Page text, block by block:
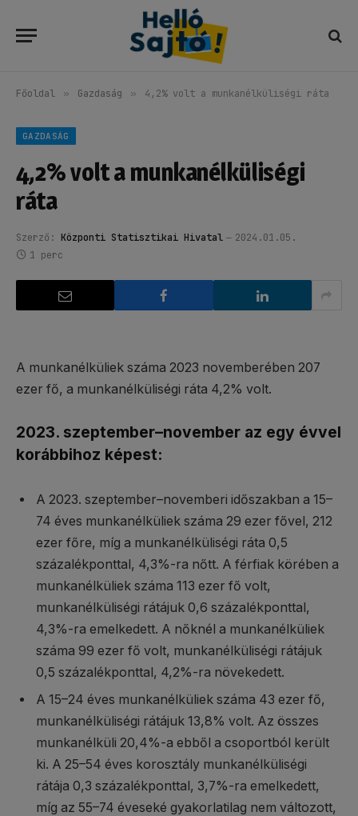
Főoldal » Gazdaság » 4,2% volt a munkanélküliségi ráta
GAZDASÁG
4,2% volt a munkanélküliségi
ráta
Szerző: Központi Statisztikai Hivatal
2024.01.05.
1 perc
A munkanélküliek száma 2023 novemberében 207
ezer fő, a munkanélküliségi ráta 4,2% volt.
2023. szeptember–november az egy évvel
korábbihoz képest:
A 2023. szeptember–novemberi időszakban a 15–
74 éves munkanélküliek száma 29 ezer fővel, 212
ezer főre, míg a munkanélküliségi ráta 0,5
százalékponttal, 4,3%-ra nőtt. A férfiak körében a
munkanélküliek száma 113 ezer fő volt,
munkanélküliségi rátájuk 0,6 százalékponttal,
4,3%-ra emelkedett. A nőknél a munkanélküliek
száma 99 ezer fő volt, munkanélküliségi rátájuk
0,5 százalékponttal, 4,2%-ra növekedett.
A 15–24 éves munkanélküliek száma 43 ezer fő,
munkanélküliségi rátájuk 13,8% volt. Az összes
munkanélküli 20,4%-a ebből a csoportból került
ki. A 25–54 éves korosztály munkanélküliségi
rátája 0,3 százalékponttal, 3,7%-ra emelkedett,
míg az 55–74 éveseké gyakorlatilag nem változott,